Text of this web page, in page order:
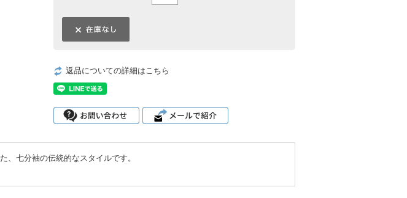
返品についての詳細はこちら
、七分袖の伝統的なスタイルです。